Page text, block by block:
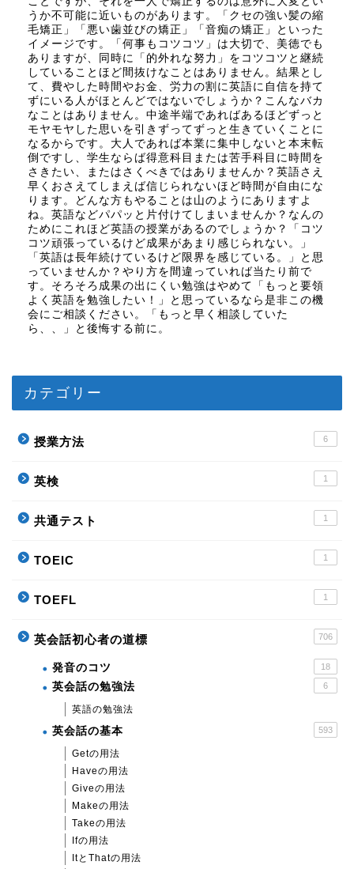
うか不可能に近いものがあります。「クセの強い髪の縮
毛矯正」「悪い歯並びの矯正」「音痴の矯正」といった
イメージです。「何事もコツコツ」は大切で、美徳でも
ありますが、同時に「的外れな努力」をコツコツと継続
していることほど間抜けなことはありません。結果とし
て、費やした時間やお金、労力の割に英語に自信を持て
ずにいる人がほとんどではないでしょうか？こんなバカ
なことはありません。中途半端であればあるほどずっと
モヤモヤした思いを引きずってずっと生きていくことに
なるからです。大人であれば本業に集中しないと本末転
倒ですし、学生ならば得意科目または苦手科目に時間を
さきたい、またはさくべきではありませんか？英語さえ
早くおさえてしまえば信じられないほど時間が自由にな
ります。どんな方もやることは山のようにありますよ
ね。英語などパパッと片付けてしまいませんか？なんの
ためにこれほど英語の授業があるのでしょうか？「コツ
コツ頑張っているけど成果があまり感じられない。」
「英語は長年続けているけど限界を感じている。」と思
っていませんか？やり方を間違っていれば当たり前で
す。そろそろ成果の出にくい勉強はやめて「もっと要領
よく英語を勉強したい！」と思っているなら是非この機
会にご相談ください。「もっと早く相談していた
ら、、」と後悔する前に。
カテゴリー
授業方法 6
英検 1
共通テスト 1
TOEIC 1
TOEFL 1
英会話初心者の道標 706
発音のコツ 18
英会話の勉強法 6
英語の勉強法
英会話の基本 593
Getの用法
Haveの用法
Giveの用法
Makeの用法
Takeの用法
Ifの用法
ItとThatの用法